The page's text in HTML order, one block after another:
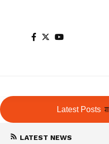
Latest Posts
कार्यक्रम का किया आयोजन
LATEST NEWS